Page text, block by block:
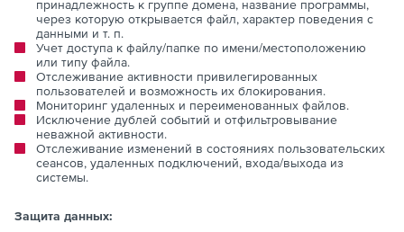
принадлежность к группе домена, название программы,
через которую открывается файл, характер поведения с
данными и т. п.
Учет доступа к файлу/папке по имени/местоположению
или типу файла.
Отслеживание активности привилегированных
пользователей и возможность их блокирования.
Мониторинг удаленных и переименованных файлов.
Исключение дублей событий и отфильтровывание
неважной активности.
Отслеживание изменений в состояниях пользовательских
сеансов, удаленных подключений, входа/выхода из
системы.
Защита данных: